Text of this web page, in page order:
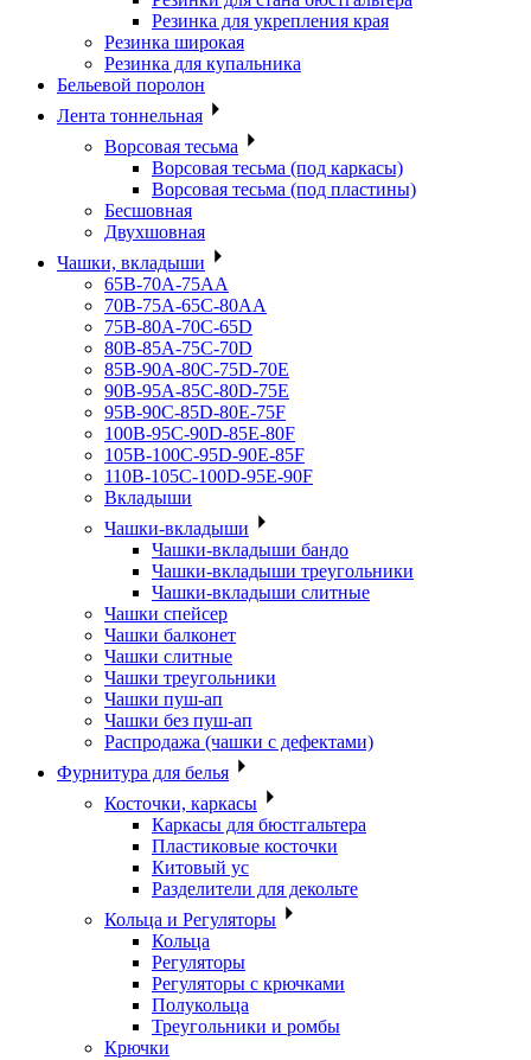
Резинка для укрепления края
Резинка широкая
Резинка для купальника
Бельевой поролон
Лента тоннельная
Ворсовая тесьма
Ворсовая тесьма (под каркасы)
Ворсовая тесьма (под пластины)
Бесшовная
Двухшовная
Чашки, вкладыши
65B-70A-75АА
70В-75А-65С-80АА
75В-80А-70С-65D
80В-85А-75С-70D
85В-90А-80С-75D-70E
90B-95A-85C-80D-75E
95B-90C-85D-80E-75F
100B-95C-90D-85E-80F
105B-100C-95D-90E-85F
110B-105C-100D-95E-90F
Вкладыши
Чашки-вкладыши
Чашки-вкладыши бандо
Чашки-вкладыши треугольники
Чашки-вкладыши слитные
Чашки спейсер
Чашки балконет
Чашки слитные
Чашки треугольники
Чашки пуш-ап
Чашки без пуш-ап
Распродажа (чашки с дефектами)
Фурнитура для белья
Косточки, каркасы
Каркасы для бюстгальтера
Пластиковые косточки
Китовый ус
Разделители для декольте
Кольца и Регуляторы
Кольца
Регуляторы
Регуляторы с крючками
Полукольца
Треугольники и ромбы
Крючки